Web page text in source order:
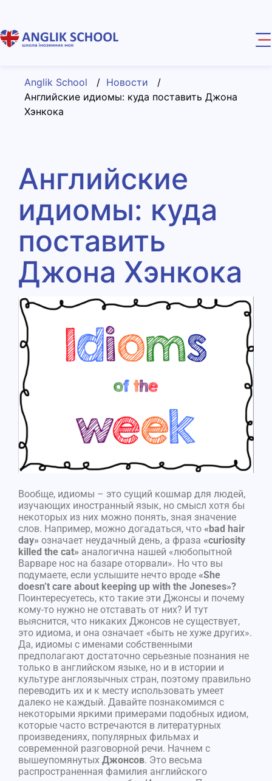
Anglik School / Новости
/
Английские идиомы: куда поставить Джона
Хэнкока
Английские
идиомы: куда
поставить
Джона Хэнкока
Вообще, идиомы – это сущий кошмар для людей,
изучающих иностранный язык, но смысл хотя бы
некоторых из них можно понять, зная значение
слов. Например, можно догадаться, что «bad hair
day» означает неудачный день, а фраза «curiosity
killed the cat» аналогична нашей «любопытной
Варваре нос на базаре оторвали». Но что вы
подумаете, если услышите нечто вроде «She
doesn’t care about keeping up with the Joneses»?
Поинтересуетесь, кто такие эти Джонсы и почему
кому-то нужно не отставать от них? И тут
выяснится, что никаких Джонсов не существует,
это идиома, и она означает «быть не хуже других».
Да, идиомы с именами собственными
предполагают достаточно серьезные познания не
только в английском языке, но и в истории и
культуре англоязычных стран, поэтому правильно
переводить их и к месту использовать умеет
далеко не каждый. Давайте познакомимся с
некоторыми яркими примерами подобных идиом,
которые часто встречаются в литературных
произведениях, популярных фильмах и
современной разговорной речи. Начнем с
вышеупомянутых Джонсов. Это весьма
распространенная фамилия английского